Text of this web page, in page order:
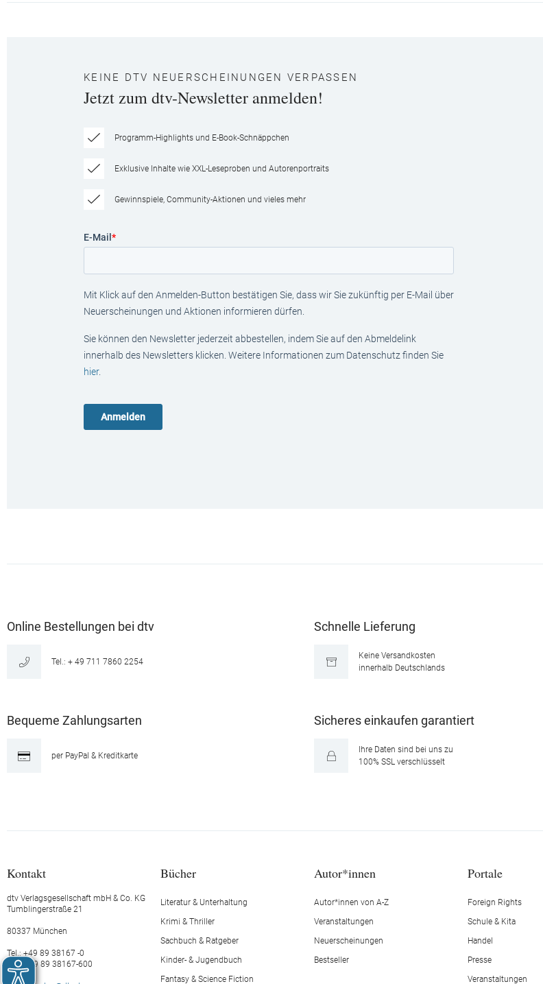
KEINE DTV NEUERSCHEINUNGEN VERPASSEN
Jetzt zum dtv-Newsletter anmelden!
Programm-Highlights und E-Book-Schnäppchen
Exklusive Inhalte wie XXL-Leseproben und Autorenportraits
Gewinnspiele, Community-Aktionen und vieles mehr
E-Mail *
Mit Klick auf den Anmelden-Button bestätigen Sie, dass wir Sie zukünftig per E-Mail über
Neuerscheinungen und Aktionen informieren dürfen.
Sie können den Newsletter jederzeit abbestellen, indem Sie auf den Abmeldelink
innerhalb des Newsletters klicken. Weitere Informationen zum Datenschutz finden Sie
hier.
Online Bestellungen bei dtv
Tel.: + 49 711 7860 2254
Schnelle Lieferung
Keine Versandkosten
innerhalb Deutschlands
Bequeme Zahlungsarten
per PayPal & Kreditkarte
Sicheres einkaufen garantiert
Ihre Daten sind bei uns zu
100% SSL verschlüsselt
Kontakt
dtv Verlagsgesellschaft mbH & Co. KG
Tumblingerstraße 21
80337 München
Tel.: +49 89 38167 -0
Fax: +49 89 38167-600
Bücher
Literatur & Unterhaltung
Krimi & Thriller
Sachbuch & Ratgeber
Kinder- & Jugendbuch
Fantasy & Science Fiction
Autor*innen
Autor*innen von A-Z
Veranstaltungen
Neuerscheinungen
Bestseller
Portale
Foreign Rights
Schule & Kita
Handel
Presse
Veranstaltungen